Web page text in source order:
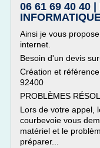
06 61 69 40 40
Ainsi je vous
internet.
Besoin d'un devis
Création et
92400
PROBLÈMES
Lors de votre appel,
courbevoie vous
matériel et le
préparer...